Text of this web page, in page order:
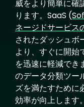
威をより簡単に確
ります。SaaS (
ネージドサービス
されたダッシュボ
より、すぐに開始
を迅速に軽減で
のデータ分類ツー
ズを満たすために
効率が向上します。